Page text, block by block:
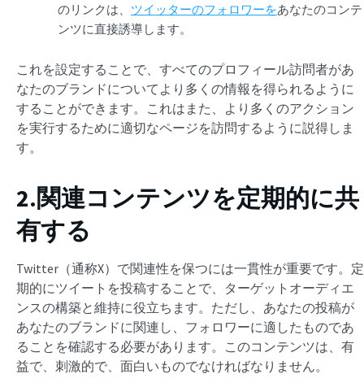
のリンクは、 ツイッターのフォロワーをあなたのコンテ
ンツに直接誘導します。
これを設定することで、すべてのプロフィール訪問者があ
なたのブランドについてより多くの情報を得られるように
することができます。これはまた、より多くのアクション
を実行するために適切なページを訪問するように説得しま
す。
2.関連コンテンツを定期的に共
有する
Twitter（通称X）で関連性を保つには一貫性が重要です。定
期的にツイートを投稿することで、ターゲットオーディエ
ンスの構築と維持に役立ちます。ただし、あなたの投稿が
あなたのブランドに関連し、フォロワーに適したものであ
ることを確認する必要があります。このコンテンツは、有
益で、刺激的で、面白いものでなければなりません。